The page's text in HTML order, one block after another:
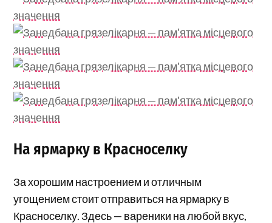
На ярмарку в Красноселку
За хорошим настроением и отличным
угощением стоит отправиться на ярмарку в
Красноселку. Здесь — вареники на любой вкус,